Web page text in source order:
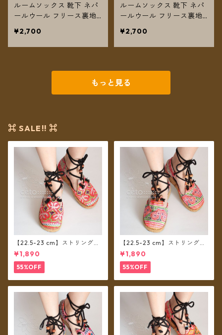
ルームソックス 靴下 ネパ
ールウール フリース裏地
ール便送料無料】
¥2,700
ルームソックス 靴下 ネパ
ールウール フリース裏地
ール便送料無料】
¥2,700
もっと見る
⌘ SALE!! ⌘
【22.5-23 cm】ストリングシ
ューズ モン族布 D
¥1,890
55%OFF
【22.5-23 cm】ストリングシ
ューズ モン族布 C
¥1,890
55%OFF